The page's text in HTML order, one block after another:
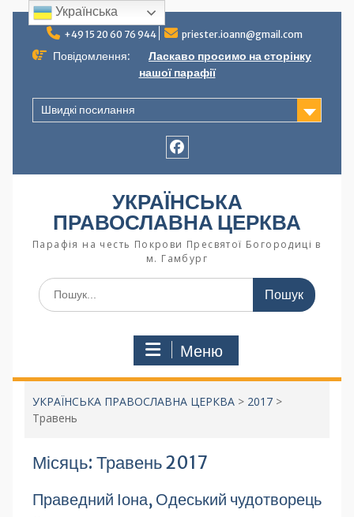
+49 15 20 60 76 944 priester.ioann@gmail.com
Повідомлення:
Ласкаво просимо на сторінку
нашої парафії
Швидкі посилання
УКРАЇНСЬКА
ПРАВОСЛАВНА ЦЕРКВА
Парафія на честь Покрови Пресвятої Богородиці в
м. Гамбург
Меню
УКРАЇНСЬКА ПРАВОСЛАВНА ЦЕРКВА> 2017>
Травень
Місяць: Травень 2017
Праведний Іона, Одеський чудотворець
Українська